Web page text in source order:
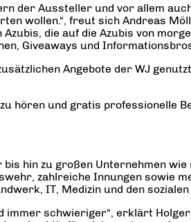
der Aussteller und vor allem
wollen.“, freut sich Andreas
die auf die Azubis von
Giveaways und
Angebote der WJ
hören und gratis professionelle
hin zu großen Unternehmen
zahlreiche Innungen sowie
IT, Medizin und den
immer schwieriger“, erklärt